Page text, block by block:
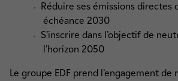
Réduire ses émissions directes
échéance 2030
S’inscrire dans l’objectif de
l’horizon 2050
Le groupe EDF prend l’engagement